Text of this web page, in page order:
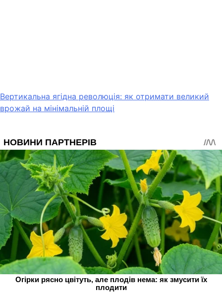
Вертикальна ягідна революція: як отримати великий
врожай на мінімальній площі